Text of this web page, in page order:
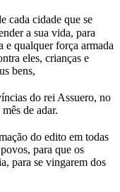
cada cidade que se
a sua vida, para
e qualquer força armada
eles, crianças e
bens,
do rei Assuero, no
de adar.
do edito em todas
para que os
para se vingarem dos